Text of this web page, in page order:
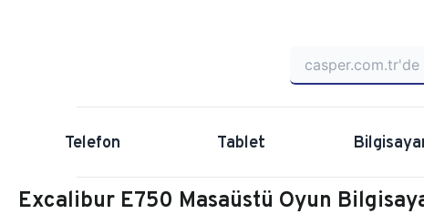
Telefon Tablet
Excalibur E750 Masaüstü Oyun